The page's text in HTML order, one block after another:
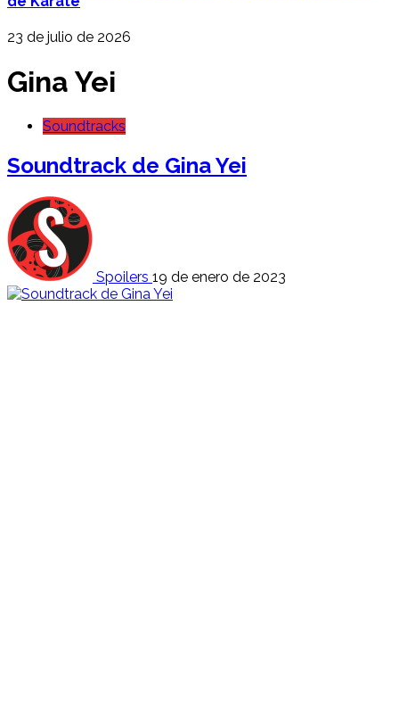
23 de julio de 2026
Gina Yei
Soundtracks
Soundtrack de Gina Yei
Spoilers 19 de enero de 2023